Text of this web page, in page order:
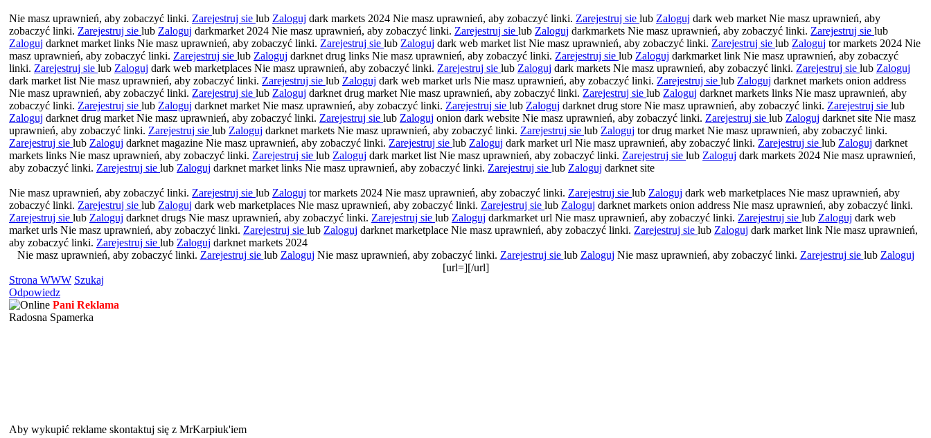
Nie masz uprawnień, aby zobaczyć linki. Zarejestruj sie lub Zaloguj dark markets 2024 Nie masz uprawnień, aby zobaczyć linki. Zarejestruj sie lub Zaloguj dark web market Nie masz uprawnień, aby
zobaczyć linki. Zarejestruj sie lub Zaloguj darkmarket 2024 Nie masz uprawnień, aby zobaczyć linki. Zarejestruj sie lub Zaloguj darkmarkets Nie masz uprawnień, aby zobaczyć linki. Zarejestruj sie lub
Zaloguj darknet market links Nie masz uprawnień, aby zobaczyć linki. Zarejestruj sie lub Zaloguj dark web market list Nie masz uprawnień, aby zobaczyć linki. Zarejestruj sie lub Zaloguj tor markets 2024 Nie
masz uprawnień, aby zobaczyć linki. Zarejestruj sie lub Zaloguj darknet drug links Nie masz uprawnień, aby zobaczyć linki. Zarejestruj sie lub Zaloguj darkmarket link Nie masz uprawnień, aby zobaczyć
linki. Zarejestruj sie lub Zaloguj dark web marketplaces Nie masz uprawnień, aby zobaczyć linki. Zarejestruj sie lub Zaloguj dark markets Nie masz uprawnień, aby zobaczyć linki. Zarejestruj sie lub Zaloguj
dark market list Nie masz uprawnień, aby zobaczyć linki. Zarejestruj sie lub Zaloguj dark web market urls Nie masz uprawnień, aby zobaczyć linki. Zarejestruj sie lub Zaloguj darknet markets onion address
Nie masz uprawnień, aby zobaczyć linki. Zarejestruj sie lub Zaloguj darknet drug market Nie masz uprawnień, aby zobaczyć linki. Zarejestruj sie lub Zaloguj darknet markets links Nie masz uprawnień, aby
zobaczyć linki. Zarejestruj sie lub Zaloguj darknet market Nie masz uprawnień, aby zobaczyć linki. Zarejestruj sie lub Zaloguj darknet drug store Nie masz uprawnień, aby zobaczyć linki. Zarejestruj sie lub
Zaloguj darknet drug market Nie masz uprawnień, aby zobaczyć linki. Zarejestruj sie lub Zaloguj onion dark website Nie masz uprawnień, aby zobaczyć linki. Zarejestruj sie lub Zaloguj darknet site Nie masz
uprawnień, aby zobaczyć linki. Zarejestruj sie lub Zaloguj darknet markets Nie masz uprawnień, aby zobaczyć linki. Zarejestruj sie lub Zaloguj tor drug market Nie masz uprawnień, aby zobaczyć linki.
Zarejestruj sie lub Zaloguj darknet magazine Nie masz uprawnień, aby zobaczyć linki. Zarejestruj sie lub Zaloguj dark market url Nie masz uprawnień, aby zobaczyć linki. Zarejestruj sie lub Zaloguj darknet
markets links Nie masz uprawnień, aby zobaczyć linki. Zarejestruj sie lub Zaloguj dark market list Nie masz uprawnień, aby zobaczyć linki. Zarejestruj sie lub Zaloguj dark markets 2024 Nie masz uprawnień,
aby zobaczyć linki. Zarejestruj sie lub Zaloguj darknet market links Nie masz uprawnień, aby zobaczyć linki. Zarejestruj sie lub Zaloguj darknet site
Nie masz uprawnień, aby zobaczyć linki. Zarejestruj sie lub Zaloguj tor markets 2024 Nie masz uprawnień, aby zobaczyć linki. Zarejestruj sie lub Zaloguj dark web marketplaces Nie masz uprawnień, aby
zobaczyć linki. Zarejestruj sie lub Zaloguj dark web marketplaces Nie masz uprawnień, aby zobaczyć linki. Zarejestruj sie lub Zaloguj darknet markets onion address Nie masz uprawnień, aby zobaczyć linki.
Zarejestruj sie lub Zaloguj darknet drugs Nie masz uprawnień, aby zobaczyć linki. Zarejestruj sie lub Zaloguj darkmarket url Nie masz uprawnień, aby zobaczyć linki. Zarejestruj sie lub Zaloguj dark web
market urls Nie masz uprawnień, aby zobaczyć linki. Zarejestruj sie lub Zaloguj darknet marketplace Nie masz uprawnień, aby zobaczyć linki. Zarejestruj sie lub Zaloguj dark market link Nie masz uprawnień,
aby zobaczyć linki. Zarejestruj sie lub Zaloguj darknet markets 2024
Nie masz uprawnień, aby zobaczyć linki. Zarejestruj sie lub Zaloguj Nie masz uprawnień, aby zobaczyć linki. Zarejestruj sie lub Zaloguj Nie masz uprawnień, aby zobaczyć linki. Zarejestruj sie lub Zaloguj
[url=][/url]
Strona WWW Szukaj
Odpowiedz
Pani Reklama
Radosna Spamerka
Aby wykupić reklame skontaktuj się z MrKarpiuk'iem